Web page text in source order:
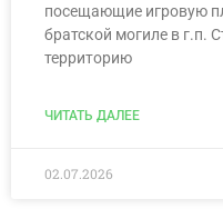
посещающие игровую
братской могиле в г.п.
территорию
ЧИТАТЬ ДАЛЕЕ
02.07.2026